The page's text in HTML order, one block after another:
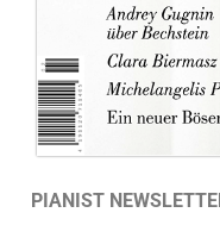
PIANIST